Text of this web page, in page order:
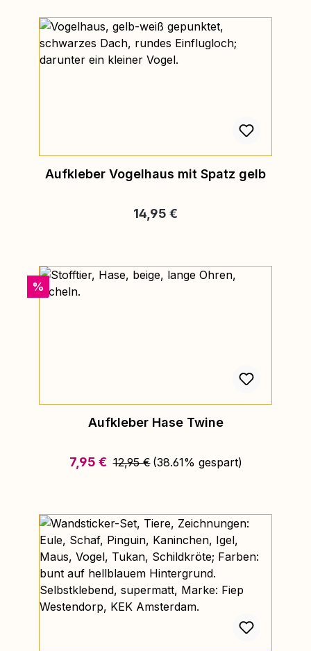
Aufkleber Vogelhaus mit Spatz gelb
Regulärer Preis:
14,95 €
Rabatt
%
Aufkleber Hase Twine
Verkaufspreis:
7,95 € Regulärer Preis:
12,95 € (38.61% gespart)